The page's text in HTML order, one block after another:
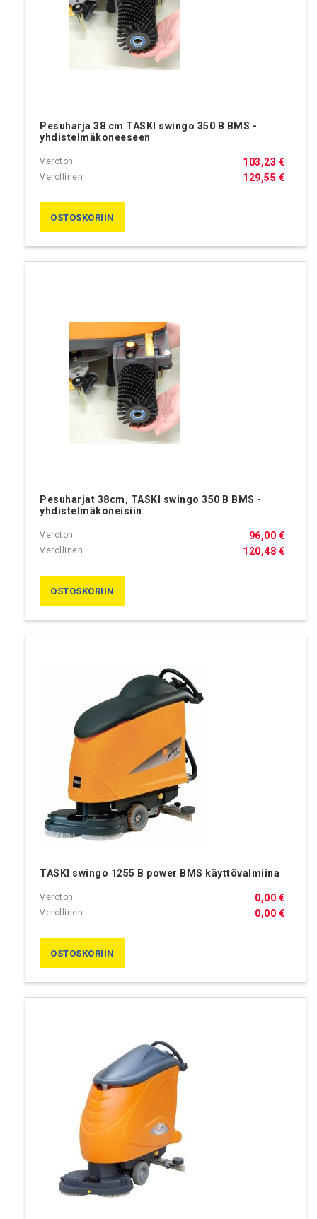
Pesuharja 38 cm TASKI swingo 350 B BMS -
yhdistelmäkoneeseen
129,55 €
103,23 €
OSTOSKORIIN
Pesuharjat 38cm, TASKI swingo 350 B BMS -
yhdistelmäkoneisiin
120,48 €
96,00 €
OSTOSKORIIN
TASKI swingo 1255 B power BMS käyttövalmiina
0,00 €
0,00 €
OSTOSKORIIN